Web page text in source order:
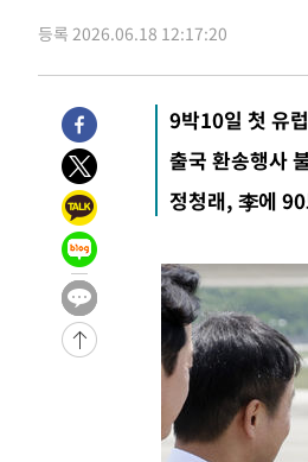
1시간 전 >[속보]코스닥, 2.86포인트
1시간 전 >[속보]코스피, 6200선 약
1시간 전 >
[속보]원·달러 환율, 7.7원
1시간 전 >
2시간 전 >
[속보]종합특검, '계엄 수용
2시간 전 >
외신들도 주목한 韓축구
2시간 전 >
3시간 전 >
[속보]규제합리화위원회
후임
-18393초 전 >
이강인, 폭염 속 AT마
-15532초 전 >
미 사업체 일자리, 7월
[속보] 미 사업체, 일
[속보]이 대통령 "부동
이란, "오만과 '중앙 단
등록 2026.06.18 12:17:20
9박10일 첫 유
출국 환송행사
정청래, 李에